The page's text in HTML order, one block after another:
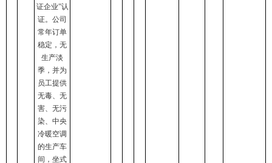
证企业”认
证。公司
常年订单
稳定，无
生产淡
季，并为
员工提供
无毒、无
害、无污
染、中央
冷暖空调
的生产车
间，坐式